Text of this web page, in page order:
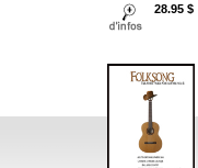
28.95 $